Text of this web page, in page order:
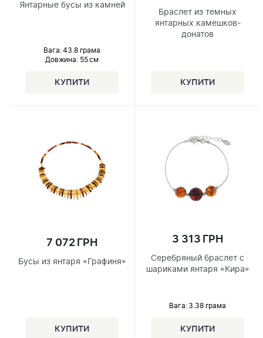
Янтарные бусы из камней
Вага: 43.8 грама
Довжина:55 см
Браслет из темных
янтарных камешков-
донатов
7 072 ГРН
Бусы из янтаря «Графиня»
3 313 ГРН
Серебряный браслет с
шариками янтаря «Кира»
Вага: 3.38 грама